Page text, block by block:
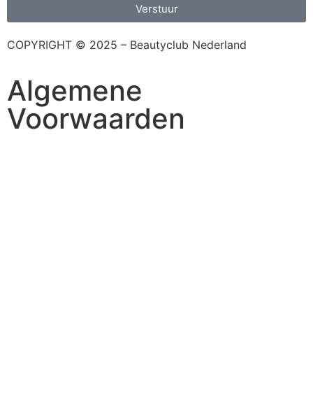
Verstuur
COPYRIGHT © 2025 – Beautyclub Nederland
Algemene
Voorwaarden